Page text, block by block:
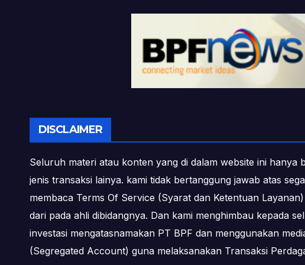
DISCLAIMER
Seluruh materi atau konten yang di dalam website ini hanya
jenis transaksi lainya. kami tidak bertanggung jawab atas
membaca Terms Of Service (Syarat dan Ketentuan
dari pada ahli dibidangnya. Dan kami menghimbau kepada
investasi mengatasnamakan PT BPF dan menggunakan
(Segregated Account) guna melaksanakan Transaksi